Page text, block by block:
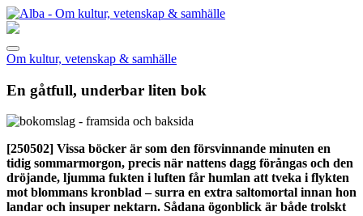
Om kultur, vetenskap & samhälle
En gåtfull, underbar liten bok
[250502] Vissa böcker är som den försvinnande minuten en
tidig sommarmorgon, precis när nattens dagg förångas och den
dröjande, ljumma fukten i luften får humlan att tveka i flykten
mot blommans kronblad – surra en extra saltomortal innan hon
landar och insuper nektarn. Sådana ögonblick är både trolskt